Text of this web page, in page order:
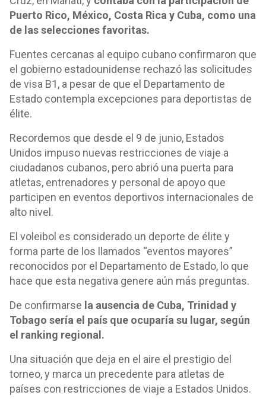
Puerto Rico, México, Costa Rica y Cuba, como una
de las selecciones favoritas.
Fuentes cercanas al equipo cubano confirmaron que
el gobierno estadounidense rechazó las solicitudes
de visa B1, a pesar de que el Departamento de
Estado contempla excepciones para deportistas de
élite.
Recordemos que desde el 9 de junio, Estados
Unidos impuso nuevas restricciones de viaje a
ciudadanos cubanos, pero abrió una puerta para
atletas, entrenadores y personal de apoyo que
participen en eventos deportivos internacionales de
alto nivel.
El voleibol es considerado un deporte de élite y
forma parte de los llamados “eventos mayores”
reconocidos por el Departamento de Estado, lo que
hace que esta negativa genere aún más preguntas.
De confirmarse la ausencia de Cuba, Trinidad y
Tobago sería el país que ocuparía su lugar, según
el ranking regional.
Una situación que deja en el aire el prestigio del
torneo, y marca un precedente para atletas de
países con restricciones de viaje a Estados Unidos.